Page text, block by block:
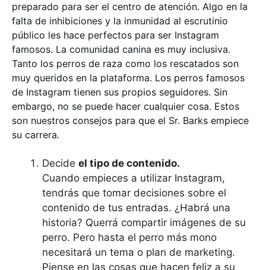
preparado para ser el centro de atención. Algo en la
falta de inhibiciones y la inmunidad al escrutinio
público les hace perfectos para ser Instagram
famosos. La comunidad canina es muy inclusiva.
Tanto los perros de raza como los rescatados son
muy queridos en la plataforma. Los perros famosos
de Instagram tienen sus propios seguidores. Sin
embargo, no se puede hacer cualquier cosa. Estos
son nuestros consejos para que el Sr. Barks empiece
su carrera.
Decide el tipo de contenido.
Cuando empieces a utilizar Instagram,
tendrás que tomar decisiones sobre el
contenido de tus entradas. ¿Habrá una
historia? Querrá compartir imágenes de su
perro. Pero hasta el perro más mono
necesitará un tema o plan de marketing.
Piense en las cosas que hacen feliz a su